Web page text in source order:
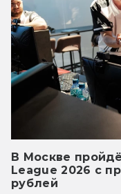
В Москве
League 2026 с
рублей